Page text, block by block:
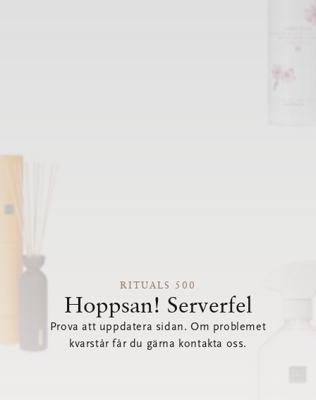
RITUALS 500
Hoppsan! Serverfel
Prova att uppdatera sidan. Om problemet
kvarstår får du gärna kontakta oss.